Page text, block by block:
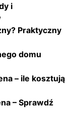
i
Praktyczny
domu
– ile kosztują
– Sprawdź